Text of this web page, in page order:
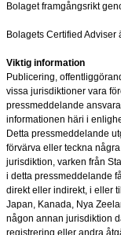
Bolaget framgångsrikt
Bolagets Certified
Viktig information
Publicering,
vissa jurisdiktioner vara
pressmeddelande
informationen häri i
Detta pressmeddelande
förvärva eller teckna
jurisdiktion, varken från
i detta pressmeddelande
direkt eller indirekt, i eller
Japan, Kanada, Nya
någon annan jurisdiktion
registrering eller andra